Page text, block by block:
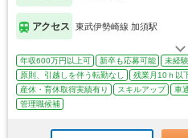
アクセス 東武伊勢崎線 加須駅
年収600万円以上可 新卒も応募可能
未経
原則、引越しを伴う転勤なし
残業月10ｈ以
産休・育休取得実績有り
スキルアップ 車
管理職候補